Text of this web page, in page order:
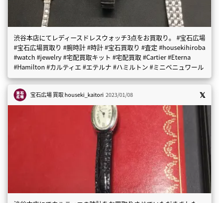
渋谷本店にてレディースドレスウォッチ3点をお買取り。 #宝石広場
#宝石広場買取り #腕時計 #時計 #宝石買取り #査定 #housekihiroba
#watch #jewelry #宅配買取キット #宅配買取 #Cartier #Eterna
#Hamilton #カルティエ #エテルナ #ハミルトン #ミニベニュワール
宝石広場 買取houseki_kaitori 2023/01/08